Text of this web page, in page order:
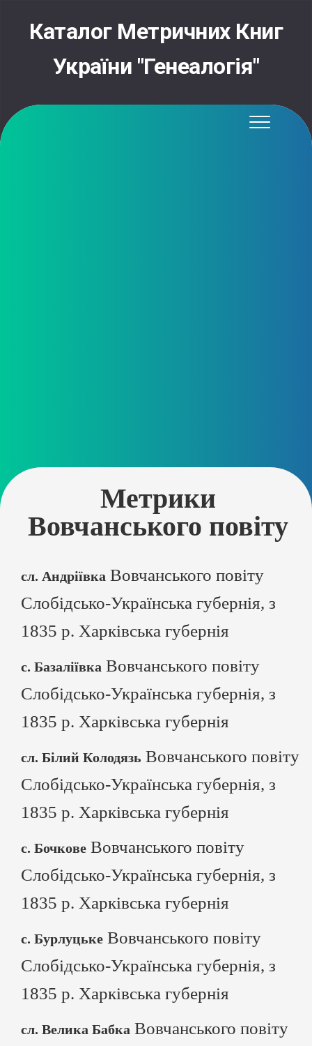
contentКаталог Метричних Книг
України "Генеалогія"
Метрики
Вовчанського повіту
сл. Андріївка Вовчанського повіту
Слобідсько-Українська губернія, з
1835 р. Харківська губернія
с. Базаліївка Вовчанського повіту
Слобідсько-Українська губернія, з
1835 р. Харківська губернія
сл. Білий Колодязь Вовчанського повіту
Слобідсько-Українська губернія, з
1835 р. Харківська губернія
с. Бочкове Вовчанського повіту
Слобідсько-Українська губернія, з
1835 р. Харківська губернія
с. Бурлуцьке Вовчанського повіту
Слобідсько-Українська губернія, з
1835 р. Харківська губернія
сл. Велика Бабка Вовчанського повіту